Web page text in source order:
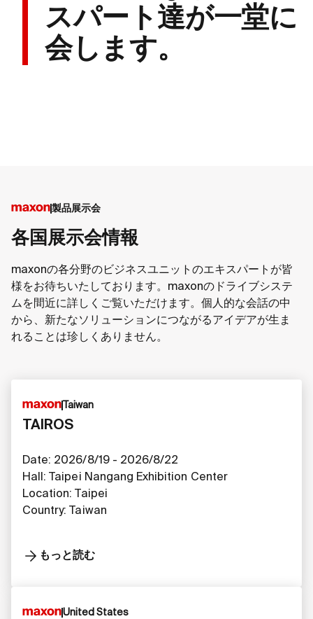
スパート達が一堂に
会します。
製品展示会
各国展示会情報
maxonの各分野のビジネスユニットのエキスパートが皆
様をお待ちいたしております。maxonのドライブシステ
ムを間近に詳しくご覧いただけます。個人的な会話の中
から、新たなソリューションにつながるアイデアが生ま
れることは珍しくありません。
Taiwan
TAIROS
Date: 2026/8/19 - 2026/8/22
Hall: Taipei Nangang Exhibition Center
Location: Taipei
Country: Taiwan
もっと読む
United States